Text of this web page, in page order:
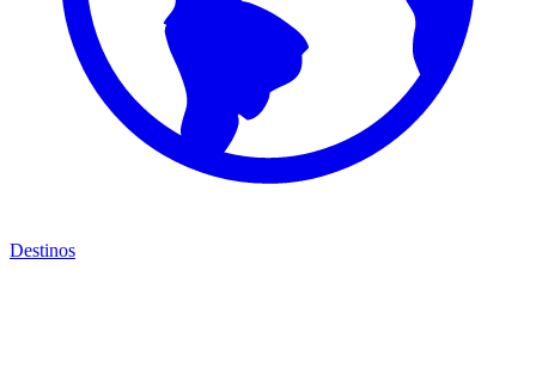
Destinos